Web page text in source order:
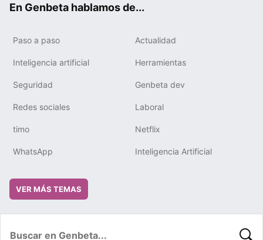
En Genbeta hablamos de...
Paso a paso Actualidad
Inteligencia artificial Herramientas
Seguridad Genbeta dev
Redes sociales Laboral
timo Netflix
WhatsApp Inteligencia Artificial
VER MÁS TEMAS